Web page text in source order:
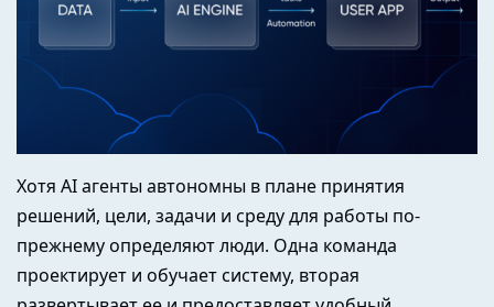
Хотя AI агенты автономны в плане принятия
решений, цели, задачи и среду для работы по-
прежнему определяют люди. Одна команда
проектирует и обучает систему, вторая